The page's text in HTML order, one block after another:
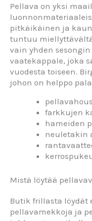
Pellava on yksi
pitkäikäinen ja
tuntuu
vain yhden
vaatekappale, joka
vuodesta toiseen.
johon on helppo
farkkujen
hameiden
neuletakin
Mistä löytää
Butik frillasta löydät
pellavamekkoja ja